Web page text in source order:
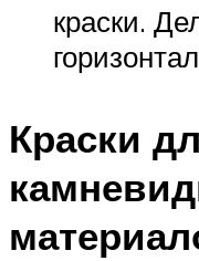
краски.
Краски